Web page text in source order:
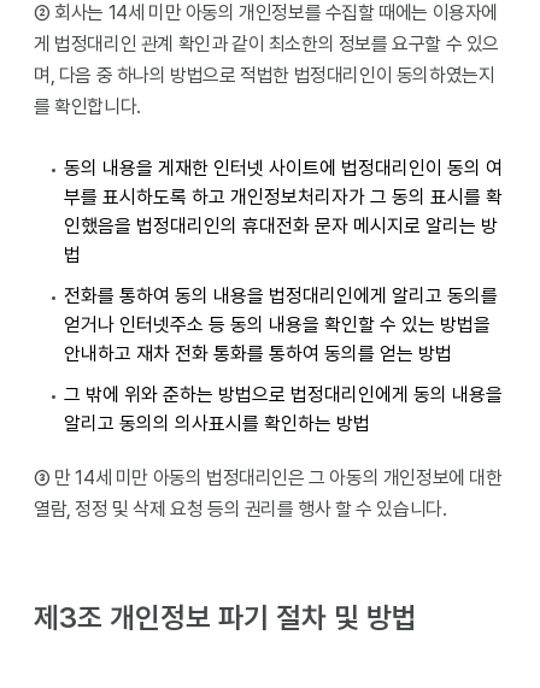
② 회사는 14세 미만 아동의 개인정보를 수집할 때에는 이용자에
게 법정대리인 관계 확인과 같이 최소한의 정보를 요구할 수 있으
며, 다음 중 하나의 방법으로 적법한 법정대리인이 동의하였는지
를 확인합니다.
동의 내용을 게재한 인터넷 사이트에 법정대리인이 동의 여
부를 표시하도록 하고 개인정보처리자가 그 동의 표시를 확
인했음을 법정대리인의 휴대전화 문자 메시지로 알리는 방
법
전화를 통하여 동의 내용을 법정대리인에게 알리고 동의를
얻거나 인터넷주소 등 동의 내용을 확인할 수 있는 방법을
안내하고 재차 전화 통화를 통하여 동의를 얻는 방법
그 밖에 위와 준하는 방법으로 법정대리인에게 동의 내용을
알리고 동의의 의사표시를 확인하는 방법
③ 만 14세 미만 아동의 법정대리인은 그 아동의 개인정보에 대한
열람, 정정 및 삭제 요청 등의 권리를 행사 할 수 있습니다.
제3조 개인정보 파기 절차 및 방법